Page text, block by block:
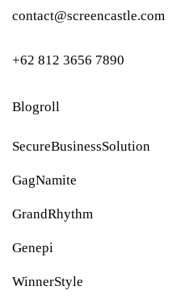
contact@screencastle.com
+62 812 3656 7890
Blogroll
SecureBusinessSolution
GagNamite
GrandRhythm
Genepi
WinnerStyle